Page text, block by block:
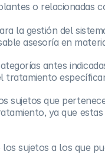
o relacionadas
la gestión del
asesoría en
antes
tratamiento
sujetos que
ya que
sujetos a los que